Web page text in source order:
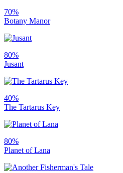
70%
Botany Manor
80%
Jusant
40%
The Tartarus Key
80%
Planet of Lana